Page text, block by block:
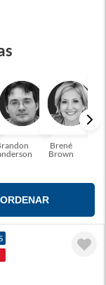
para novos
viajar sem sair do
crescimento
A leitura
a transformar a
para você!
Brené
Brown
ORDENAR